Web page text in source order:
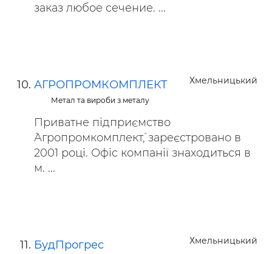
заказ любое сечение. ...
Хмельницький
АГРОПРОМКОМПЛЕКТ
Метал та вироби з металу
Приватне підприємство
`Агропромкомплект`, зареєстровано в
2001 році. Офіс компанії знаходиться в
м. ...
Хмельницький
БудПрогрес